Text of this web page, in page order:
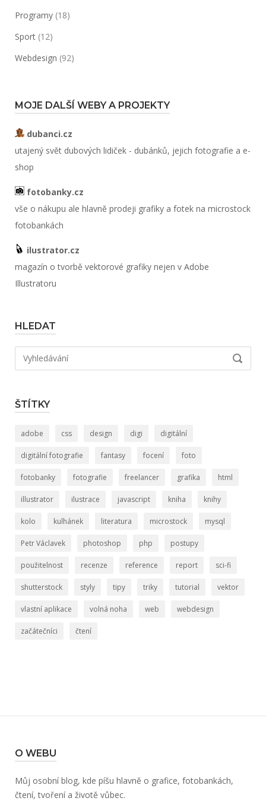
Programy (18)
Sport (12)
Webdesign (92)
MOJE DALŠÍ WEBY A PROJEKTY
dubanci.cz
utajený svět dubových lidiček - dubánků, jejich fotografie a e-
shop
fotobanky.cz
vše o nákupu ale hlavně prodeji grafiky a fotek na microstock
fotobankách
ilustrator.cz
magazín o tvorbě vektorové grafiky nejen v Adobe
Illustratoru
HLEDAT
Hledat:
ŠTÍTKY
adobe css design digi digitální
digitální fotografie fantasy focení foto
fotobanky fotografie freelancer grafika html
illustrator ilustrace javascript kniha knihy
kolo kulhánek literatura microstock mysql
Petr Václavek photoshop php postupy
použitelnost recenze reference report sci-fi
shutterstock styly tipy triky tutorial vektor
vlastní aplikace volná noha web webdesign
začátečníci čtení
O WEBU
Můj osobní blog, kde píšu hlavně o grafice, fotobankách,
čtení, tvoření a životě vůbec.